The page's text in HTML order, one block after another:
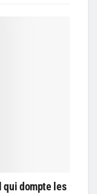
qui dompte les